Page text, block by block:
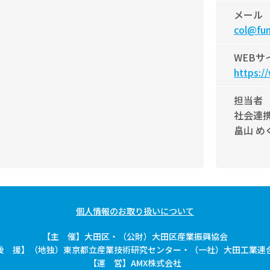
メール
WEBサ
https://
担当者
社会連
畠山 め
個人情報のお取り扱いについて
【主 催】大田区・（公財）大田区産業振興協会
援】（地独）東京都立産業技術研究センター・（一社）大田工業連
【運 営】AMX株式会社